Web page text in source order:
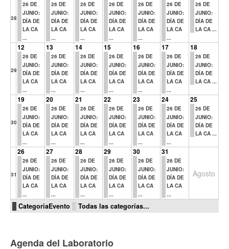
28
26 DE
JUNIO:
DÍA DE
LA CA
...
26 DE
JUNIO:
DÍA DE
LA CA
...
26 DE
JUNIO:
DÍA DE
LA CA
...
26 DE
JUNIO:
DÍA DE
LA CA
...
26 DE
JUNIO:
DÍA DE
LA CA
...
26 DE
JUNIO:
DÍA DE
LA CA
...
26 DE
JUNIO:
DÍA DE
LA CA ...
29
12
26 DE
JUNIO:
DÍA DE
LA CA
...
13
26 DE
JUNIO:
DÍA DE
LA CA
...
14
26 DE
JUNIO:
DÍA DE
LA CA
...
15
26 DE
JUNIO:
DÍA DE
LA CA
...
16
26 DE
JUNIO:
DÍA DE
LA CA
...
17
26 DE
JUNIO:
DÍA DE
LA CA
...
18
26 DE
JUNIO:
DÍA DE
LA CA ...
30
19
26 DE
JUNIO:
DÍA DE
LA CA
...
20
26 DE
JUNIO:
DÍA DE
LA CA
...
21
26 DE
JUNIO:
DÍA DE
LA CA
...
22
26 DE
JUNIO:
DÍA DE
LA CA
...
23
26 DE
JUNIO:
DÍA DE
LA CA
...
24
26 DE
JUNIO:
DÍA DE
LA CA
...
25
26 DE
JUNIO:
DÍA DE
LA CA ...
31
26
26 DE
JUNIO:
DÍA DE
LA CA
...
27
26 DE
JUNIO:
DÍA DE
LA CA
...
28
26 DE
JUNIO:
DÍA DE
LA CA
...
29
26 DE
JUNIO:
DÍA DE
LA CA
...
30
26 DE
JUNIO:
DÍA DE
LA CA
...
31
26 DE
JUNIO:
DÍA DE
LA CA
...
Agosto
CategoriaEvento Todas las categorías...
Agenda del Laboratorio